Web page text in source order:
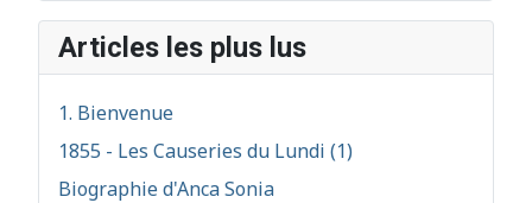
Articles les plus lus
1. Bienvenue
1855 - Les Causeries du Lundi (1)
Biographie d'Anca Sonia